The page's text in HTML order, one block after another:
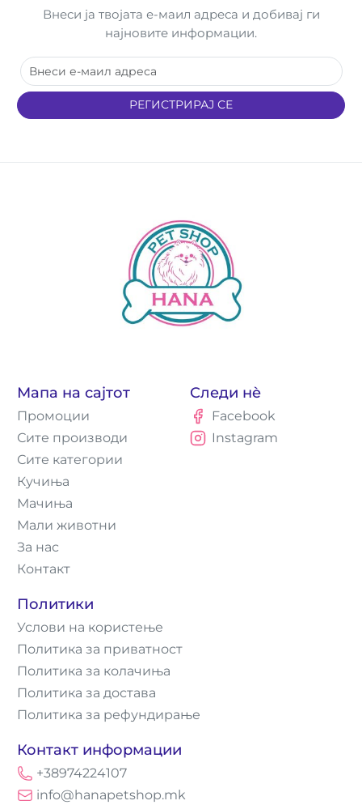
Внеси ја твојата е-маил адреса и добивај ги
најновите информации.
РЕГИСТРИРАЈ СЕ
Мапа на сајтот
Промоции
Сите производи
Сите категории
Кучиња
Мачиња
Мали животни
За нас
Контакт
Политики
Услови на користење
Политика за приватност
Политика за колачиња
Политика за достава
Политика за рефундирање
Контакт информации
+38974224107
info@hanapetshop.mk
Следи нè
Facebook
Instagram